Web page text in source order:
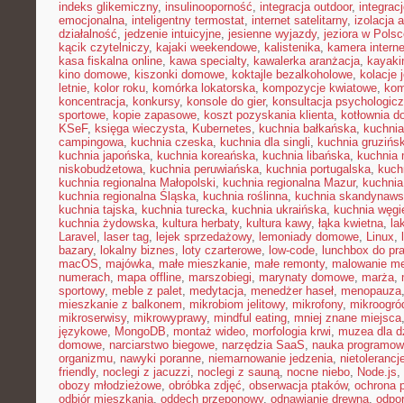
indeks glikemiczny, insulinooporność, integracja outdoor,
emocjonalna, inteligentny termostat, internet satelitarny, izolacja
działalność, jedzenie intuicyjne, jesienne wyjazdy, jeziora w
kącik czytelniczy, kajaki weekendowe, kalistenika, kamera
kasa fiskalna online, kawa specialty, kawalerka aranżacja,
kino domowe, kiszonki domowe, koktajle bezalkoholowe, kolacje
letnie, kolor roku, komórka lokatorska, kompozycje kwiatowe,
koncentracja, konkursy, konsole do gier, konsultacja
sportowe, kopie zapasowe, koszt pozyskania klienta, kotłownia
KSeF, księga wieczysta, Kubernetes, kuchnia bałkańska,
campingowa, kuchnia czeska, kuchnia dla singli, kuchnia
kuchnia japońska, kuchnia koreańska, kuchnia libańska, kuchnia
niskobudżetowa, kuchnia peruwiańska, kuchnia portugalska,
kuchnia regionalna Małopolski, kuchnia regionalna Mazur,
kuchnia regionalna Śląska, kuchnia roślinna, kuchnia
kuchnia tajska, kuchnia turecka, kuchnia ukraińska, kuchnia
kuchnia żydowska, kultura herbaty, kultura kawy, łąka kwietna,
Laravel , laser tag, lejek sprzedażowy, lemoniady domowe, Linux,
bazary, lokalny biznes, loty czarterowe, low-code, lunchbox do
macOS, majówka, małe mieszkanie, małe remonty, malowanie
numerach, mapa offline, marszobiegi, marynaty domowe, marża,
sportowy, meble z palet, medytacja, menedżer haseł, menopauza
mieszkanie z balkonem, mikrobiom jelitowy, mikrofony,
mikroserwisy, mikrowyprawy, mindful eating, mniej znane miejsca
językowe, MongoDB, montaż wideo, morfologia krwi, muzea dla
domowe, narciarstwo biegowe, narzędzia SaaS, nauka
organizmu, nawyki poranne, niemarnowanie jedzenia,
friendly, noclegi z jacuzzi, noclegi z sauną, nocne niebo, Node.js,
obozy młodzieżowe, obróbka zdjęć, obserwacja ptaków, ochrona
odbiór mieszkania, oddech przeponowy, odnawianie drewna,